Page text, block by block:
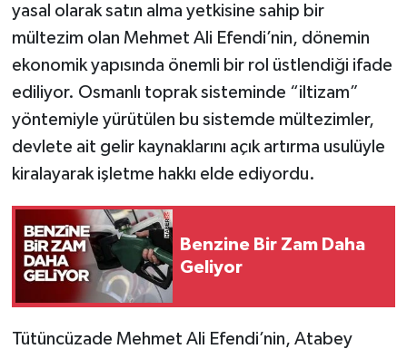
yasal olarak satın alma yetkisine sahip bir
mültezim olan Mehmet Ali Efendi’nin, dönemin
ekonomik yapısında önemli bir rol üstlendiği ifade
ediliyor. Osmanlı toprak sisteminde “iltizam”
yöntemiyle yürütülen bu sistemde mültezimler,
devlete ait gelir kaynaklarını açık artırma usulüyle
kiralayarak işletme hakkı elde ediyordu.
Benzine Bir Zam Daha
Geliyor
Tütüncüzade Mehmet Ali Efendi’nin, Atabey
Tarihi Yapılarımız
Teknoloji
Türkiye
Yerel
İletişim
Künye